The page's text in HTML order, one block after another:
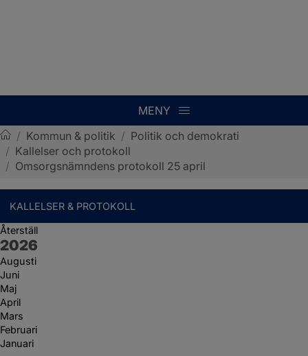
MENY
Sotenäs kommun
/ Kommun & politik / Politik och demokrati
/ Kallelser och protokoll
/ Omsorgsnämndens protokoll 25 april
KALLELSER & PROTOKOLL
Återställ
År:
2026
Augusti
Juni
Maj
April
Mars
Februari
Januari